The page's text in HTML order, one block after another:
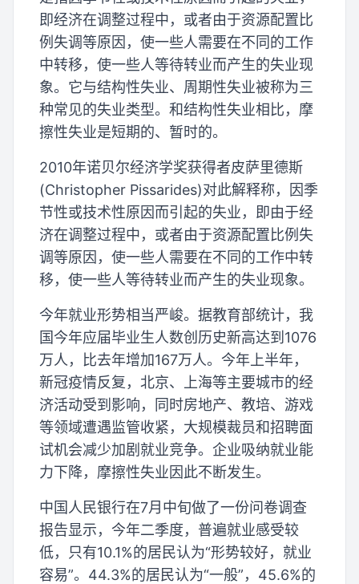
即经济在调整过程中，或者由于资源配置比
例失调等原因，使一些人需要在不同的工作
中转移，使一些人等待转业而产生的失业现
象。它与结构性失业、周期性失业被称为三
种常见的失业类型。和结构性失业相比，摩
擦性失业是短期的、暂时的。
2010年诺贝尔经济学奖获得者皮萨里德斯
(Christopher Pissarides)对此解释称，因季
节性或技术性原因而引起的失业，即由于经
济在调整过程中，或者由于资源配置比例失
调等原因，使一些人需要在不同的工作中转
移，使一些人等待转业而产生的失业现象。
今年就业形势相当严峻。据教育部统计，我
国今年应届毕业生人数创历史新高达到1076
万人，比去年增加167万人。今年上半年，
新冠疫情反复，北京、上海等主要城市的经
济活动受到影响，同时房地产、教培、游戏
等领域遭遇监管收紧，大规模裁员和招聘面
试机会减少加剧就业竞争。企业吸纳就业能
力下降，摩擦性失业因此不断发生。
中国人民银行在7月中旬做了一份问卷调查
报告显示，今年二季度，普遍就业感受较
低，只有10.1%的居民认为“形势较好，就业
容易”。44.3%的居民认为“一般”，45.6%的